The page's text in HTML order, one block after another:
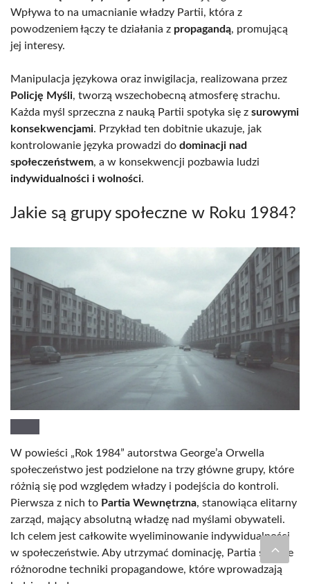
Wpływa to na umacnianie władzy Partii, która z
powodzeniem łączy te działania z propagandą, promującą
jej interesy.
Manipulacja językowa oraz inwigilacja, realizowana przez
Policję Myśli, tworzą wszechobecną atmosferę strachu.
Każda myśl sprzeczna z nauką Partii spotyka się z surowymi
konsekwencjami. Przykład ten dobitnie ukazuje, jak
kontrolowanie języka prowadzi do dominacji nad
społeczeństwem, a w konsekwencji pozbawia ludzi
indywidualności i wolności.
Jakie są grupy społeczne w Roku 1984?
W powieści „Rok 1984” autorstwa George’a Orwella
społeczeństwo jest podzielone na trzy główne grupy, które
różnią się pod względem władzy i podejścia do kontroli.
Pierwsza z nich to Partia Wewnętrzna, stanowiąca elitarny
zarząd, mający absolutną władzę nad myślami obywateli.
Ich celem jest całkowite wyeliminowanie indywidualności
w społeczeństwie. Aby utrzymać dominację, Partia stosuje
różnorodne techniki propagandowe, które wprowadzają